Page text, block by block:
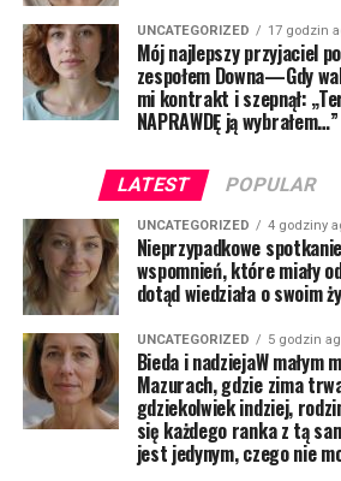
UNCATEGORIZED 17 godzin
Mój najlepszy przyjaciel
zespołem Downa—Gdy
mi kontrakt i szepnął:
NAPRAWDĘ ją wybrałem…”
LATEST POPULAR
UNCATEGORIZED 4 godziny
Nieprzypadkowe
wspomnień, które miały
dotąd wiedziała o swoim
UNCATEGORIZED 5 godzin
Bieda i nadziejaW małym
Mazurach, gdzie zima
gdziekolwiek indziej,
się każdego ranka z tą
jest jedynym, czego nie